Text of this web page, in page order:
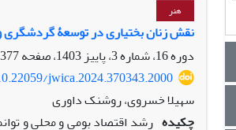
هنر
نقش زنان بختیاری در توسعۀ گردشگری و
دوره 16، شماره 3، پاییز 1403، صفحه
377-398
jwica.2024.370343.2000
سهیلا خسروی، روشنک داوری
چکیده رشد اقتصاد بومی و محلی و